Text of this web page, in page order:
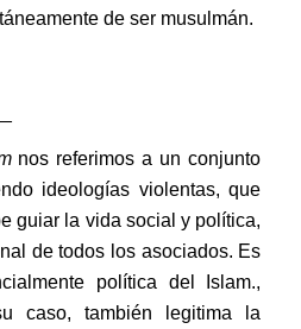
de ser musulmán.
nos referimos a un conjunto
ideologías violentas, que
guiar la vida social y política,
de todos los asociados. Es
política del Islam.,
caso, también legitima la